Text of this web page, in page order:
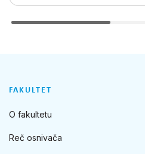
FAKULTET
O fakultetu
Reč osnivača